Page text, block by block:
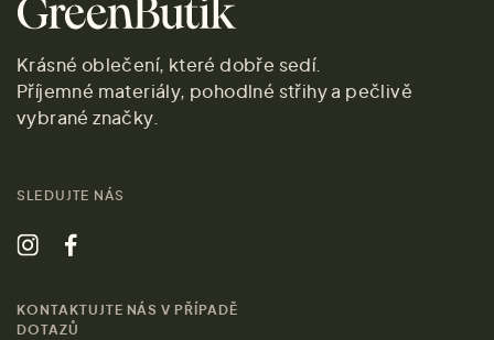
Krásné oblečení, které dobře sedí.
Příjemné materiály, pohodlné střihy a pečlivě
vybrané značky.
SLEDUJTE NÁS
KONTAKTUJTE NÁS V PŘÍPADĚ
DOTAZŮ